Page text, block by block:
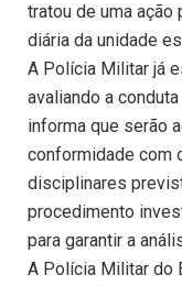
tratou de uma ação
diária da unidade
A Polícia Militar já
avaliando a
informa que serão
conformidade com
disciplinares
procedimento
para garantir a
A Polícia Militar do